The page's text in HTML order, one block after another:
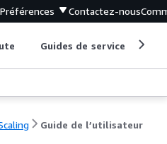
Préférences Contactez-nous
Guides de service
Guide de l’utilisateur